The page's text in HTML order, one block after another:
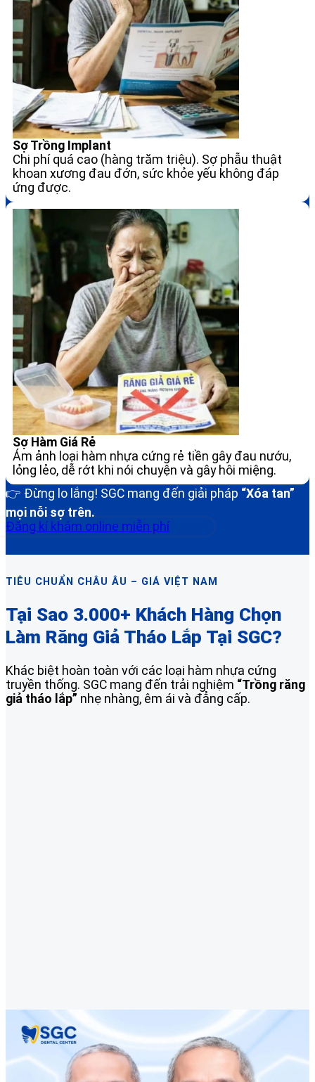
Sợ Trồng Implant
Chi phí quá cao (hàng trăm triệu). Sợ phẫu thuật
khoan xương đau đớn, sức khỏe yếu không đáp
ứng được.
Sợ Hàm Giá Rẻ
Ám ảnh loại hàm nhựa cứng rẻ tiền gây đau nướu,
lỏng lẻo, dễ rớt khi nói chuyện và gây hôi miệng.
👉 Đừng lo lắng! SGC mang đến giải pháp “Xóa tan”
mọi nỗi sợ trên.
Đăng kí khám online miễn phí
TIÊU CHUẨN CHÂU ÂU – GIÁ VIỆT NAM
Tại Sao 3.000+ Khách Hàng Chọn
Làm Răng Giả Tháo Lắp Tại SGC?
Khác biệt hoàn toàn với các loại hàm nhựa cứng
truyền thống. SGC mang đến trải nghiệm “Trồng răng
giả tháo lắp” nhẹ nhàng, êm ái và đẳng cấp.